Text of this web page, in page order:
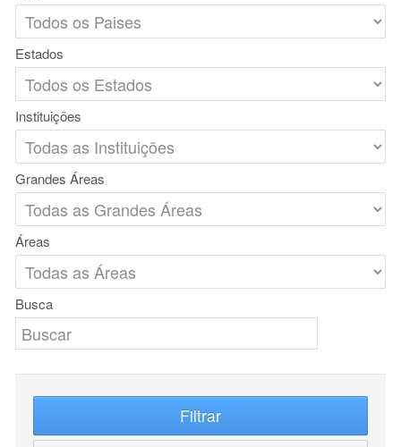
Estados
Instituições
Grandes Áreas
Áreas
Busca
Filtrar